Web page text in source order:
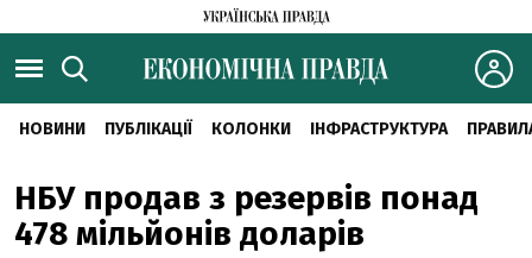
НОВИНИ ПУБЛІКАЦІЇ КОЛОНКИ ІНФРАСТРУКТУРА
НБУ продав з резервів понад
478 мільйонів доларів